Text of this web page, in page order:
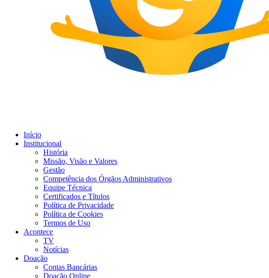
Início
Institucional
História
Missão, Visão e Valores
Gestão
Competência dos Órgãos Administrativos
Equipe Técnica
Certificados e Títulos
Política de Privacidade
Política de Cookies
Termos de Uso
Acontece
TV
Notícias
Doação
Contas Bancárias
Doação Online